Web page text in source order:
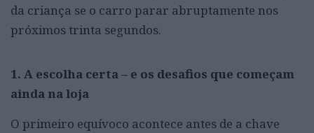
da criança se o carro parar abruptamente nos
próximos trinta segundos.
1. A escolha certa – e os desafios que começam
ainda na loja
O primeiro equívoco acontece antes de a chave